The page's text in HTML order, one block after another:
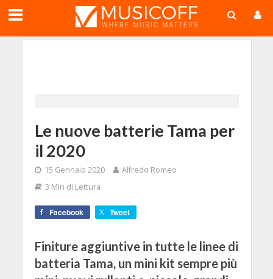
Le nuove batterie Tama per
il 2020
15 Gennaio 2020
Alfredo Romeo
3 Min di Lettura
Facebook Tweet
Finiture aggiuntive in tutte le linee di
batteria Tama, un mini kit sempre più